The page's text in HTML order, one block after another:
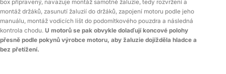
box připravený, navazuje montáž samotné žaluzie, tedy rozvržení a
montáž držáků, zasunutí žaluzií do držáků, zapojení motoru podle jeho
manuálu, montáž vodicích lišt do podomítkového pouzdra a následná
kontrola chodu. U motorů se pak obvykle dolaďují koncové polohy
přesně podle pokynů výrobce motoru, aby žaluzie dojížděla hladce a
bez přetížení.